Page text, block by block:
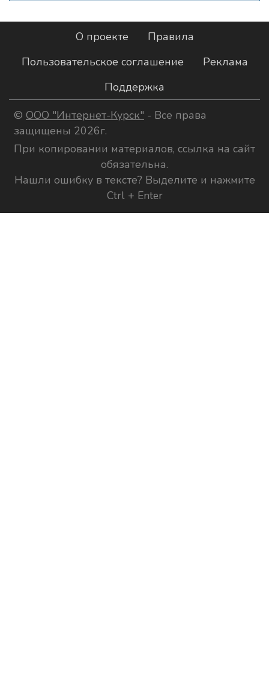
О проекте
Правила
Пользовательское соглашение
Реклама
Поддержка
© ООО "Интернет-Курск" - Все права
защищены 2026г.
При копировании материалов, ссылка на сайт
обязательна.
Нашли ошибку в тексте? Выделите и нажмите
Ctrl + Enter